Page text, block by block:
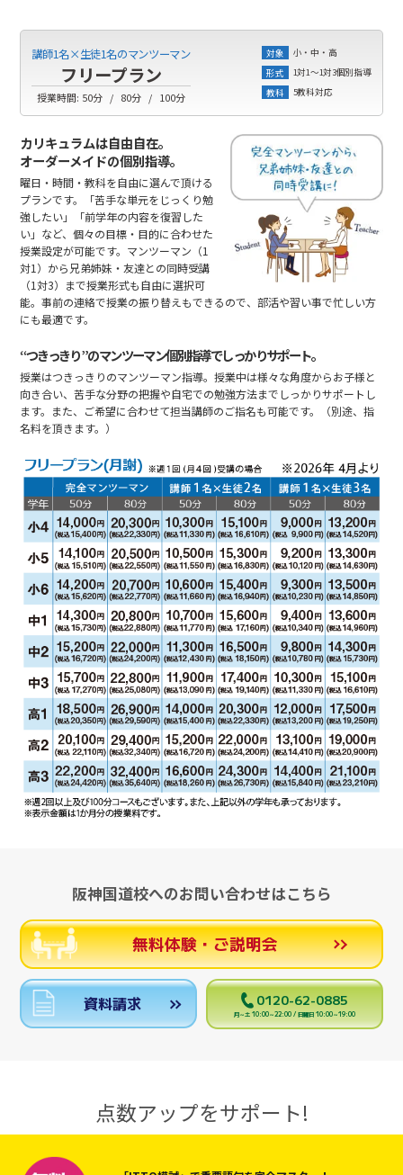
講師1名×生徒1名のマンツーマン
フリープラン
授業時間: 50分 80分 100分
対象
小・中・高
形式
1対1～1対3個別指導
教科
5教科対応
カリキュラムは自由自在。
オーダーメイドの個別指導。
曜日・時間・教科を自由に選んで頂ける
プランです。「苦手な単元をじっくり勉
強したい」「前学年の内容を復習した
い」など、個々の目標・目的に合わせた
授業設定が可能です。マンツーマン（1
対1）から兄弟姉妹・友達との同時受講
（1対3）まで授業形式も自由に選択可
能。事前の連絡で授業の振り替えもできるので、部活や習い事で忙しい方
にも最適です。
“つきっきり”のマンツーマン個別指導でしっかりサポート。
授業はつきっきりのマンツーマン指導。授業中は様々な角度からお子様と
向き合い、苦手な分野の把握や自宅での勉強方法までしっかりサポートし
ます。また、ご希望に合わせて担当講師のご指名も可能です。（別途、指
名料を頂きます。）
阪神国道校へのお問い合わせはこちら
無料体験・ご説明会
資料請求 0120-62-0885
月～土 10:00～22:00 / 日曜日 10:00～19:00
点数アップをサポート!